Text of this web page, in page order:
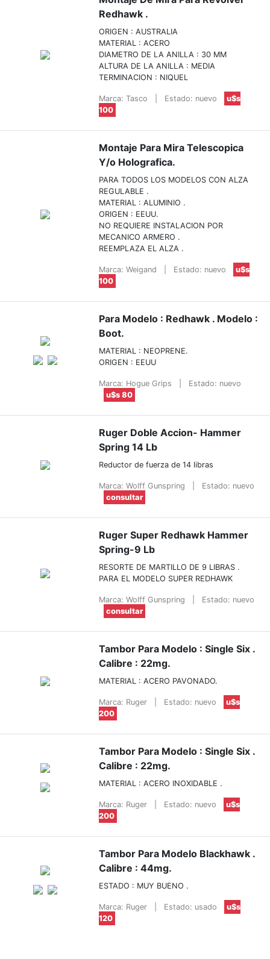
Redhawk .
ORIGEN : AUSTRALIA
MATERIAL : ACERO
DIAMETRO DE LA ANILLA : 30 MM
ALTURA DE LA ANILLA : MEDIA
TERMINACION : NIQUEL
Marca: Tasco Estado: nuevo
u$s
100
Montaje Para Mira Telescopica
Y/o Holografica.
PARA TODOS LOS MODELOS CON ALZA
REGULABLE .
MATERIAL : ALUMINIO .
ORIGEN : EEUU.
NO REQUIERE INSTALACION POR
MECANICO ARMERO .
REEMPLAZA EL ALZA .
Marca: Weigand Estado: nuevo
u$s
100
Para Modelo : Redhawk . Modelo :
Boot.
MATERIAL : NEOPRENE.
ORIGEN : EEUU
Marca: Hogue Grips
Estado: nuevo
u$s 80
Ruger Doble Accion- Hammer
Spring 14 Lb
Reductor de fuerza de 14 libras
Marca: Wolff Gunspring
Estado: nuevo
consultar
Ruger Super Redhawk Hammer
Spring-9 Lb
RESORTE DE MARTILLO DE 9 LIBRAS .
PARA EL MODELO SUPER REDHAWK
Marca: Wolff Gunspring
Estado: nuevo
consultar
Tambor Para Modelo : Single Six .
Calibre : 22mg.
MATERIAL : ACERO PAVONADO.
Marca: Ruger Estado: nuevo
u$s
200
Tambor Para Modelo : Single Six .
Calibre : 22mg.
MATERIAL : ACERO INOXIDABLE .
Marca: Ruger Estado: nuevo
u$s
200
Tambor Para Modelo Blackhawk .
Calibre : 44mg.
ESTADO : MUY BUENO .
Marca: Ruger Estado: usado
u$s
120